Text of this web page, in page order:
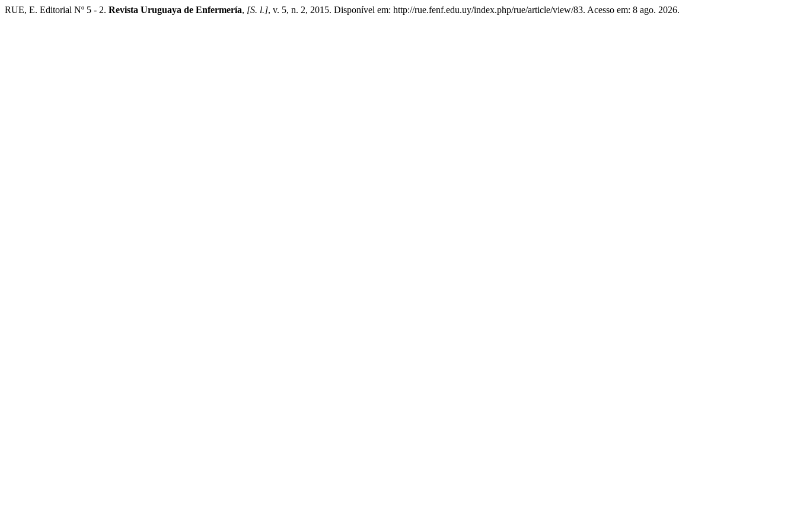
RUE, E. Editorial Nº 5 - 2. Revista Uruguaya de Enfermería, [S. l.], v. 5, n. 2, 2015. Disponível em: http://rue.fenf.edu.uy/index.php/rue/article/view/83. Acesso em: 8 ago. 2026.